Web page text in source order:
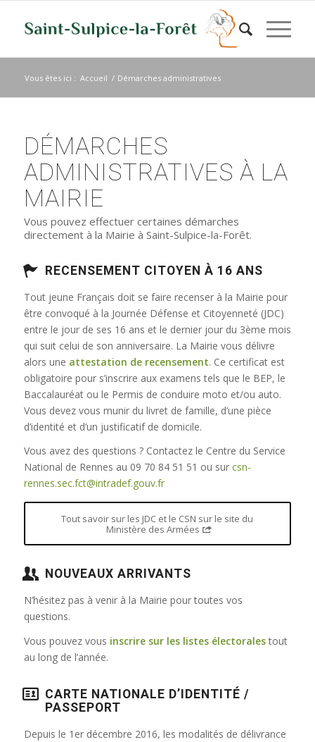
Vous êtes ici : Accueil / Démarches administratives
DÉMARCHES
ADMINISTRATIVES À LA
MAIRIE
Vous pouvez effectuer certaines démarches
directement à la Mairie à Saint-Sulpice-la-Forêt.
RECENSEMENT CITOYEN À 16 ANS
Tout jeune Français doit se faire recenser à la Mairie pour
être convoqué à la Journée Défense et Citoyenneté (JDC)
entre le jour de ses 16 ans et le dernier jour du 3ème mois
qui suit celui de son anniversaire. La Mairie vous délivre
alors une attestation de recensement. Ce certificat est
obligatoire pour s’inscrire aux examens tels que le BEP, le
Baccalauréat ou le Permis de conduire moto et/ou auto.
Vous devez vous munir du livret de famille, d’une pièce
d’identité et d’un justificatif de domicile.
Vous avez des questions ? Contactez le Centre du Service
National de Rennes au 09 70 84 51 51 ou sur csn-
rennes.sec.fct@intradef.gouv.fr
Tout savoir sur les JDC et le CSN sur le site du
Ministère des Armées
NOUVEAUX ARRIVANTS
N’hésitez pas à venir à la Mairie pour toutes vos
questions.
Vous pouvez vous inscrire sur les listes électoralestout
au long de l’année.
CARTE NATIONALE D’IDENTITÉ /
PASSEPORT
Depuis le 1er décembre 2016, les modalités de délivrance